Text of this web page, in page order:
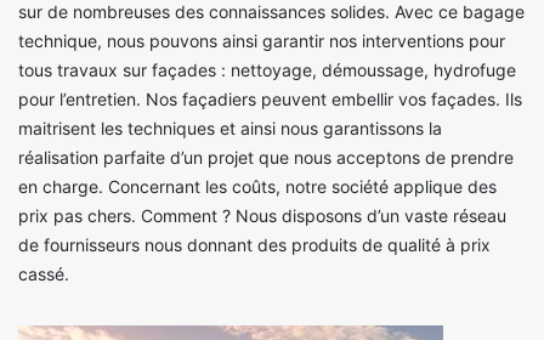
sur de nombreuses des connaissances solides. Avec ce bagage
technique, nous pouvons ainsi garantir nos interventions pour
tous travaux sur façades : nettoyage, démoussage, hydrofuge
pour l’entretien. Nos façadiers peuvent embellir vos façades. Ils
maitrisent les techniques et ainsi nous garantissons la
réalisation parfaite d’un projet que nous acceptons de prendre
en charge. Concernant les coûts, notre société applique des
prix pas chers. Comment ? Nous disposons d’un vaste réseau
de fournisseurs nous donnant des produits de qualité à prix
cassé.